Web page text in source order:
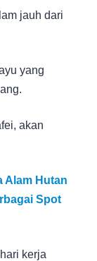
jauh dari
yang
akan
Alam Hutan
Spot
kerja